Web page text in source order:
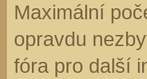
Maximální
opravdu
fóra pro další